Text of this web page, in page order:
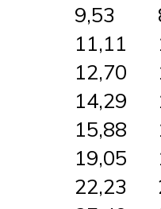
9,53
11,11
12,70
14,29
15,88
19,05
22,23